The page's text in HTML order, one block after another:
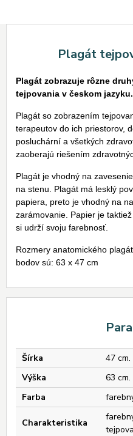
Plagát
Plagát zobrazuje rôzne
tejpovania v českom jazyku.
Plagát so zobrazením
terapeutov do ich priestorov,
posluchární a všetkých
zaoberajú riešením
Plagát je vhodný na
na stenu. Plagát má lesklý
papiera, preto je vhodný na
zarámovanie. Papier je
si udrží svoju farebnosť.
Rozmery anatomického
bodov sú: 63 x 47 cm
Šírka
47 cm.
Výška
63 cm.
Farba
Charakteristika